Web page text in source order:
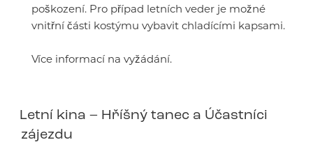
poškození. Pro případ letních veder je možné
vnitřní části kostýmu vybavit chladícími kapsami.
Více informací na vyžádání.
Letní kina – Hříšný tanec a Účastníci
zájezdu